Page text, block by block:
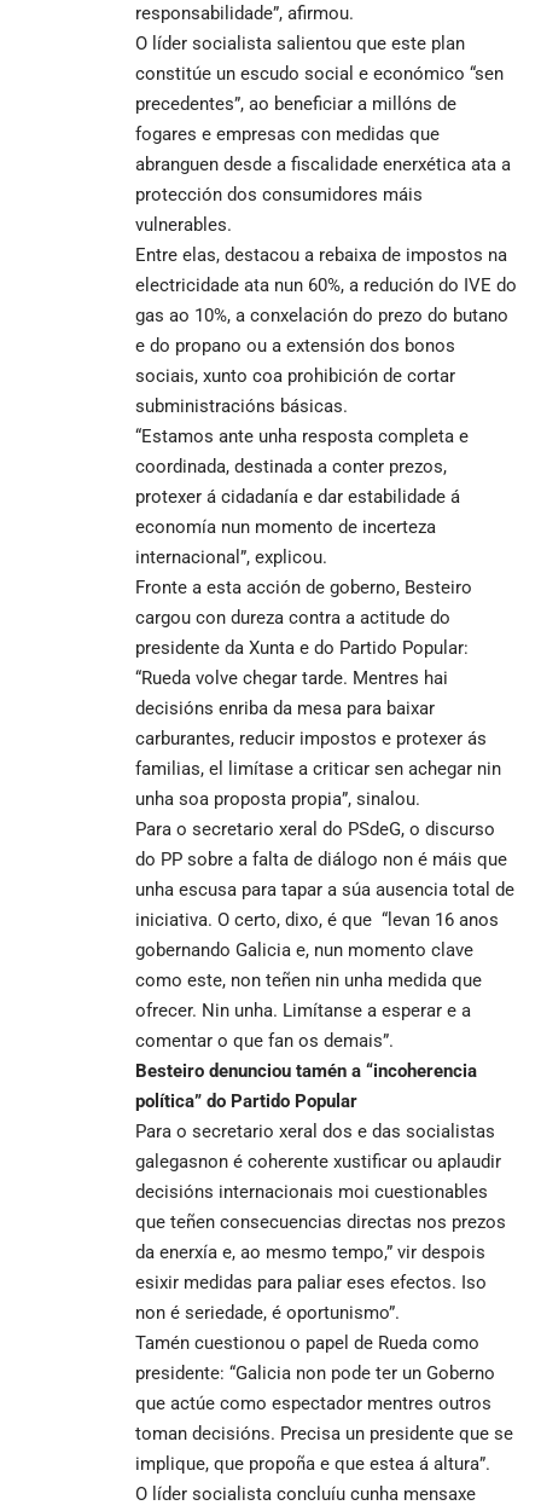
responsabilidade”, afirmou.
O líder socialista salientou que este plan
constitúe un escudo social e económico “sen
precedentes”, ao beneficiar a millóns de
fogares e empresas con medidas que
abranguen desde a fiscalidade enerxética ata a
protección dos consumidores máis
vulnerables.
Entre elas, destacou a rebaixa de impostos na
electricidade ata nun 60%, a redución do IVE do
gas ao 10%, a conxelación do prezo do butano
e do propano ou a extensión dos bonos
sociais, xunto coa prohibición de cortar
subministracións básicas.
“Estamos ante unha resposta completa e
coordinada, destinada a conter prezos,
protexer á cidadanía e dar estabilidade á
economía nun momento de incerteza
internacional”, explicou.
Fronte a esta acción de goberno, Besteiro
cargou con dureza contra a actitude do
presidente da Xunta e do Partido Popular:
“Rueda volve chegar tarde. Mentres hai
decisións enriba da mesa para baixar
carburantes, reducir impostos e protexer ás
familias, el limítase a criticar sen achegar nin
unha soa proposta propia”, sinalou.
Para o secretario xeral do PSdeG, o discurso
do PP sobre a falta de diálogo non é máis que
unha escusa para tapar a súa ausencia total de
iniciativa. O certo, dixo, é que “levan 16 anos
gobernando Galicia e, nun momento clave
como este, non teñen nin unha medida que
ofrecer. Nin unha. Limítanse a esperar e a
comentar o que fan os demais”.
Besteiro denunciou tamén a “incoherencia
política” do Partido Popular
Para o secretario xeral dos e das socialistas
galegasnon é coherente xustificar ou aplaudir
decisións internacionais moi cuestionables
que teñen consecuencias directas nos prezos
da enerxía e, ao mesmo tempo,” vir despois
esixir medidas para paliar eses efectos. Iso
non é seriedade, é oportunismo”.
Tamén cuestionou o papel de Rueda como
presidente: “Galicia non pode ter un Goberno
que actúe como espectador mentres outros
toman decisións. Precisa un presidente que se
implique, que propoña e que estea á altura”.
O líder socialista concluíu cunha mensaxe